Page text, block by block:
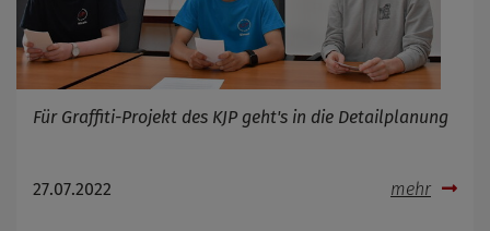
Für Graffiti-Projekt des KJP geht's in die Detailplanung
27.07.2022 mehr